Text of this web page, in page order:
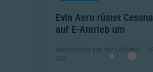
​Evia Aero rüstet
auf E-Antrieb um